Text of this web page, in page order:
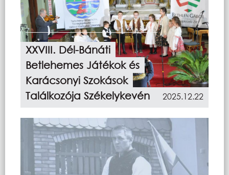
XXVIII. Dél-Bánáti
Betlehemes Játékok és
Karácsonyi Szokások
Találkozója Székelykevén
2025.12.22